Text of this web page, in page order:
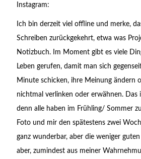
Instagram:
Ich bin derzeit viel offline und merke,
Schreiben zurückgekehrt, etwa was
Notizbuch. Im Moment gibt es viele
Leben gerufen, damit man sich
Minute schicken, ihre Meinung ändern
nichtmal verlinken oder erwähnen.
denn alle haben im Frühling/ Sommer
Foto und mir den spätestens zwei
ganz wunderbar, aber die weniger
aber, zumindest aus meiner